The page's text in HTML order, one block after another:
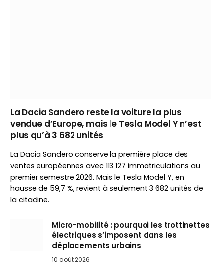
La Dacia Sandero reste la voiture la plus
vendue d’Europe, mais le Tesla Model Y n’est
plus qu’à 3 682 unités
La Dacia Sandero conserve la première place des
ventes européennes avec 113 127 immatriculations au
premier semestre 2026. Mais le Tesla Model Y, en
hausse de 59,7 %, revient à seulement 3 682 unités de
la citadine.
Micro-mobilité : pourquoi les trottinettes
électriques s’imposent dans les
déplacements urbains
10 août 2026